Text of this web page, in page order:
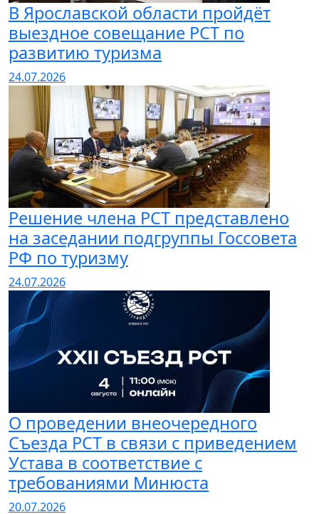
В Ярославской области пройдёт
выездное совещание РСТ по
развитию туризма
24.07.2026
Решение члена РСТ представлено
на заседании подгруппы Госсовета
РФ по туризму
24.07.2026
О проведении внеочередного
Съезда РСТ в связи с приведением
Устава в соответствие с
требованиями Минюста
20.07.2026